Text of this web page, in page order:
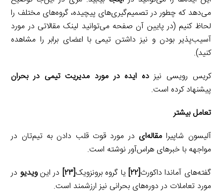
می‌دهد که چطور در تصمیم‌گیری‌های پیچیده، گروه‌های مختلف را
لحاظ کنیم (در پایین آن صفحه می‌توانید لینک مقالاتی در مورد
آسیب‌پذیر بودن و نیز داشتن تیمی با اعضای برابر را مشاهده
کنید).
کریس رویسی نیزده ایده در مورد مدیریت تیمی در بحران
پیشنهاد کرده است.
تعامل بیشتر
آلیسون شاپیرامقاله‌ای در مورد قوت قلب دادن به تیم‌تان در
مواجهه با خبرهای هراس‌آور نوشته است.
گفته‌های آماندا داکورث[۲۲] یا گروه برونزویک[۲۳] در اینویدیو در
مورد تعاملات در دوره‌های بحرانی نیز ارزشمند است.